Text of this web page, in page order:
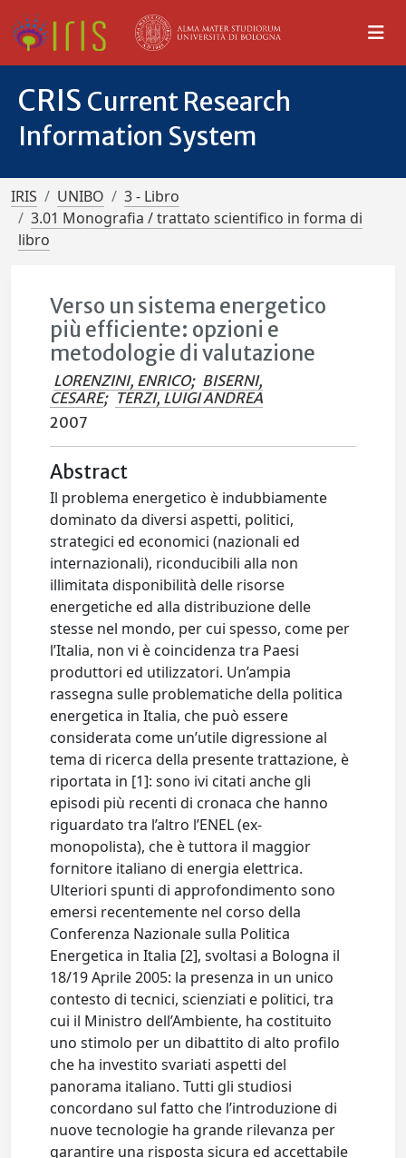
CRIS Current Research
Information System
IRIS UNIBO
3 - Libro
3.01 Monografia / trattato scientifico in forma di
libro
Verso un sistema energetico
più efficiente: opzioni e
metodologie di valutazione
LORENZINI, ENRICO; BISERNI,
CESARE; TERZI, LUIGI ANDREA
2007
Abstract
Il problema energetico è indubbiamente
dominato da diversi aspetti, politici,
strategici ed economici (nazionali ed
internazionali), riconducibili alla non
illimitata disponibilità delle risorse
energetiche ed alla distribuzione delle
stesse nel mondo, per cui spesso, come per
l’Italia, non vi è coincidenza tra Paesi
produttori ed utilizzatori. Un’ampia
rassegna sulle problematiche della politica
energetica in Italia, che può essere
considerata come un’utile digressione al
tema di ricerca della presente trattazione, è
riportata in [1]: sono ivi citati anche gli
episodi più recenti di cronaca che hanno
riguardato tra l’altro l’ENEL (ex-
monopolista), che è tuttora il maggior
fornitore italiano di energia elettrica.
Ulteriori spunti di approfondimento sono
emersi recentemente nel corso della
Conferenza Nazionale sulla Politica
Energetica in Italia [2], svoltasi a Bologna il
18/19 Aprile 2005: la presenza in un unico
contesto di tecnici, scienziati e politici, tra
cui il Ministro dell’Ambiente, ha costituito
uno stimolo per un dibattito di alto profilo
che ha investito svariati aspetti del
panorama italiano. Tutti gli studiosi
concordano sul fatto che l’introduzione di
nuove tecnologie ha grande rilevanza per
garantire una risposta sicura ed accettabile